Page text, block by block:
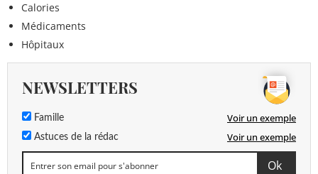
Calories
Médicaments
Hôpitaux
NEWSLETTERS
Famille Voir un exemple
Astuces de la rédac Voir un exemple